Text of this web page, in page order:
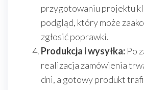
przygotowaniu projektu
podgląd, który może
zgłosić poprawki.
Produkcja i wysyłka: Po
realizacja zamówienia
dni, a gotowy produkt